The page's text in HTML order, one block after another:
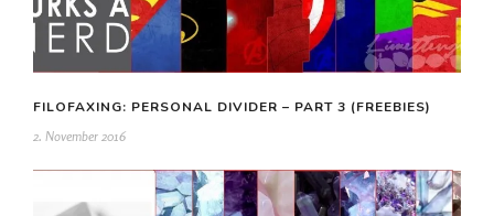
FILOFAXING: PERSONAL DIVIDER – PART 3 (FREEBIES)
2. November 2016